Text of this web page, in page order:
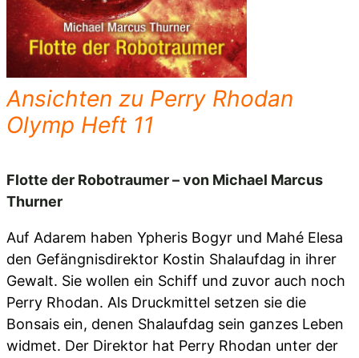
Ansichten zu Perry Rhodan
Olymp Heft 11
Flotte der Robotraumer – von Michael Marcus
Thurner
Auf Adarem haben Ypheris Bogyr und Mahé Elesa
den Gefängnisdirektor Kostin Shalaufdag in ihrer
Gewalt. Sie wollen ein Schiff und zuvor auch noch
Perry Rhodan. Als Druckmittel setzen sie die
Bonsais ein, denen Shalaufdag sein ganzes Leben
widmet. Der Direktor hat Perry Rhodan unter der